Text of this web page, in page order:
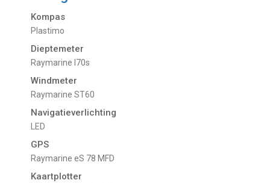
Kompas
Plastimo
Dieptemeter
Raymarine I70s
Windmeter
Raymarine ST60
Navigatieverlichting
LED
GPS
Raymarine eS 78 MFD
Kaartplotter